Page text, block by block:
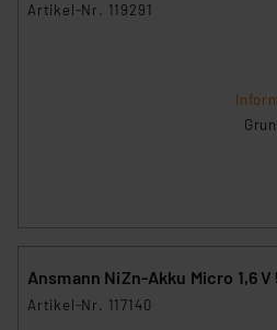
Artikel-Nr. 119291
Ansmann NiZn-Akku Micro 1,6
Artikel-Nr. 117140